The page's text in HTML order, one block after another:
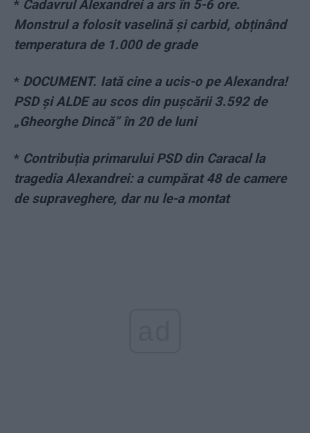
* Cadavrul Alexandrei a ars în 5-6 ore.
Monstrul a folosit vaselină și carbid, obținând
temperatura de 1.000 de grade
* DOCUMENT. Iată cine a ucis-o pe Alexandra!
PSD și ALDE au scos din pușcării 3.592 de
„Gheorghe Dincă” în 20 de luni
* Contribuția primarului PSD din Caracal la
tragedia Alexandrei: a cumpărat 48 de camere
de supraveghere, dar nu le-a montat